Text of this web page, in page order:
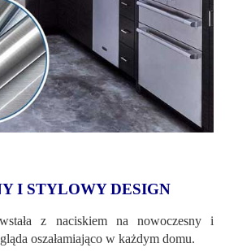
I STYLOWY DESIGN
z naciskiem na nowoczesny i
oszałamiająco w każdym domu.